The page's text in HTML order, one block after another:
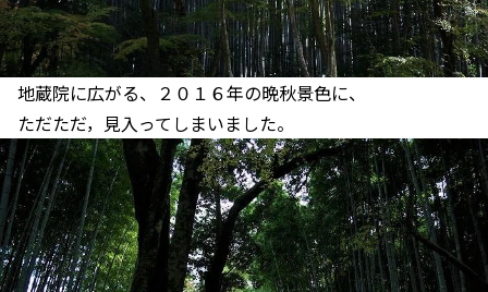
地蔵院に広がる、２０１６年の晩秋景色に、
ただただ，見入ってしまいました。